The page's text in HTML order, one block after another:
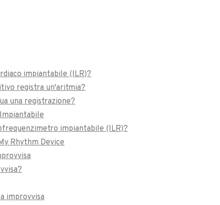
impiantabile (ILR)?
registra un'aritmia?
una registrazione?
impiantabile (ILR)?
Rhythm Device
improvvisa